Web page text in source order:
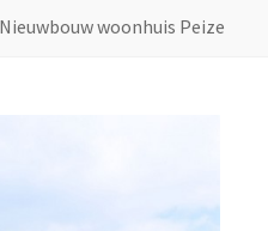
Nieuwbouw woonhuis Peize